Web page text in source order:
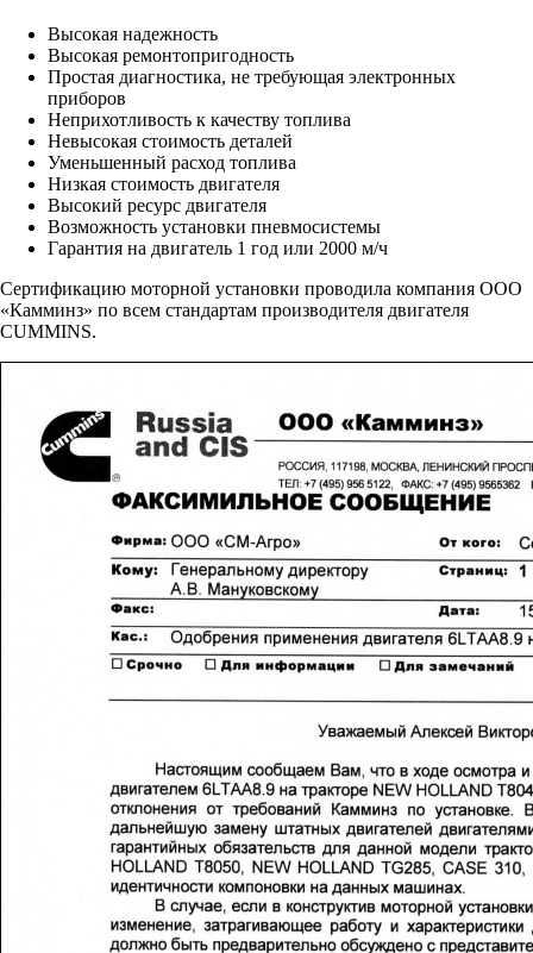
Высокая надежность
Высокая ремонтопригодность
Простая диагностика, не требующая электронных
приборов
Неприхотливость к качеству топлива
Невысокая стоимость деталей
Уменьшенный расход топлива
Низкая стоимость двигателя
Высокий ресурс двигателя
Возможность установки пневмосистемы
Гарантия на двигатель 1 год или 2000 м/ч
Сертификацию моторной установки проводила компания ООО
«Камминз» по всем стандартам производителя двигателя
CUMMINS.